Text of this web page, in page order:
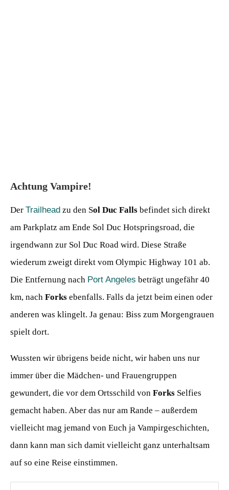
Achtung Vampire!
Der Trailhead zu den Sol Duc Falls befindet sich direkt
am Parkplatz am Ende Sol Duc Hotspringsroad, die
irgendwann zur Sol Duc Road wird. Diese Straße
wiederum zweigt direkt vom Olympic Highway 101 ab.
Die Entfernung nach Port Angeles beträgt ungefähr 40
km, nach Forks ebenfalls. Falls da jetzt beim einen oder
anderen was klingelt. Ja genau: Biss zum Morgengrauen
spielt dort.
Wussten wir übrigens beide nicht, wir haben uns nur
immer über die Mädchen- und Frauengruppen
gewundert, die vor dem Ortsschild von Forks Selfies
gemacht haben. Aber das nur am Rande – außerdem
vielleicht mag jemand von Euch ja Vampirgeschichten,
dann kann man sich damit vielleicht ganz unterhaltsam
auf so eine Reise einstimmen.